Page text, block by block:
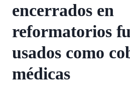
encerrados en
reformatorios
usados como
médicas